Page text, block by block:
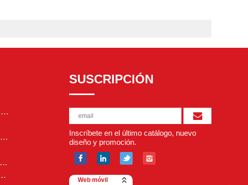
Bandeja De Cubitos De Hielo De Silicona
Taza De Silicona Producto
Pulsera Y Pulsera De Silicona
Cocina De Silicona
SUSCRIPCIÓN
Inscríbete en el último catálogo, nuevo
diseño y promoción.
Web móvil